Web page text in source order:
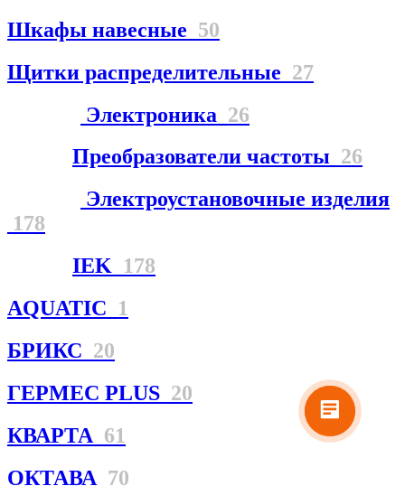
Шкафы навесные 50
Щитки распределительные 27
Электроника 26
Преобразователи частоты 26
Электроустановочные изделия
178
IEK 178
AQUATIC 1
БРИКС 20
ГЕРМЕС PLUS 20
КВАРТА 61
ОКТАВА 70